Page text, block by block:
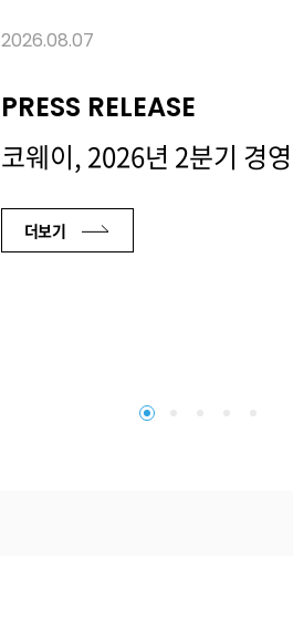
2026.08.07
PRESS RELEASE
코웨이, 2026년 2분기 경
더보기